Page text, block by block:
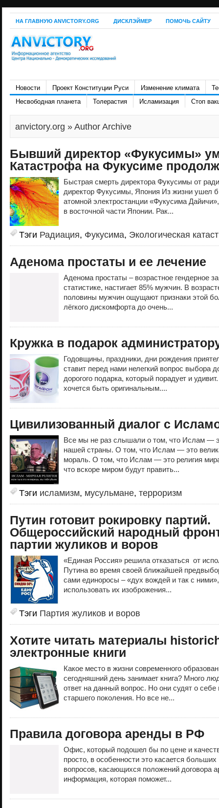
НА ГЛАВНУЮ ANVICTORY.ORG ДИСКЛЭЙМЕР ПОМОЧЬ САЙТУ
Новости Проект Конституции Руси Изменение климата
Несвободная планета
Толерастия Исламизация Стоп
anvictory.org » Author Archive
Бывший директор «Фукусимы»
Катастрофа на Фукусиме
Быстрая смерть директора Фукусимы от
директор Фукусимы, Япония Из жизни ушел
атомной электростанции «Фукусима
в восточной части Японии. Рак...
Тэги Радиация, Фукусима, Экологическая
Аденома простаты и ее лечение
Аденома простаты – возрастное гендерное
статистике, настигает 85% мужчин. В
половины мужчин ощущают признаки этой
лёгкого дискомфорта до очень...
Кружка в подарок
Годовщины, праздники, дни рождения
ставит перед нами нелегкий вопрос выбора
дорогого подарка, который порадует и
хочется быть оригинальным....
Цивилизованный диалог с
Все мы не раз слышали о том, что Ислам —
нашей страны. О том, что Ислам — это
мораль. О том, что Ислам — это религия
что вскоре миром будут править...
Тэги исламизм, мусульмане, терроризм
Путин готовит рокировку партий.
Общероссийский народный
партии жуликов и воров
«Единая Россия» решила отказаться от
Путина во время своей ближайшей
сами единоросы – «дух вождей и так с
использовать их изоброжения...
Тэги Партия жуликов и воров
Хотите читать материалы
электронные книги
Какое место в жизни современного
сегодняшний день занимает книга? Много
ответ на данный вопрос. Но они судят о
старшего поколения. Но все не...
Правила договора аренды в РФ
Офис, который подошел бы по цене и
просто, в особенности это касается
вопросов, касающихся положений договора
информация, которая поможет...